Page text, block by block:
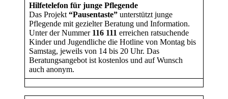
Hilfetelefon für junge Pflegende
Das Projekt “Pausentaste” unterstützt junge
Pflegende mit gezielter Beratung und Information.
Unter der Nummer 116 111 erreichen ratsuchende
Kinder und Jugendliche die Hotline von Montag bis
Samstag, jeweils von 14 bis 20 Uhr. Das
Beratungsangebot ist kostenlos und auf Wunsch
auch anonym.